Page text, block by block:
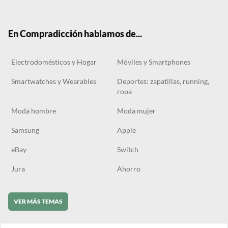
En Compradicción hablamos de...
Electrodomésticos y Hogar Móviles y Smartphones
Smartwatches y Wearables
Deportes: zapatillas, running,
ropa
Moda hombre Moda mujer
Samsung Apple
eBay Switch
Jura Ahorro
VER MÁS TEMAS